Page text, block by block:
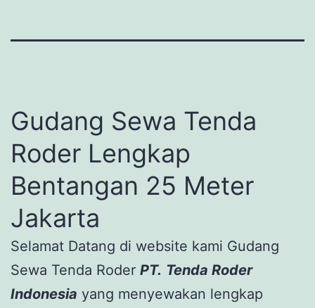
Gudang Sewa Tenda
Roder Lengkap
Bentangan 25 Meter
Jakarta
Selamat Datang di website kami Gudang
Sewa Tenda Roder PT. Tenda Roder
Indonesia yang menyewakan lengkap